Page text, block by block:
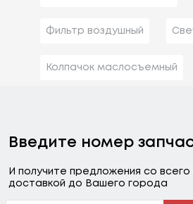
Фильтр воздушный
Колпачок маслосъемный
Введите номер
И получите предложения со
доставкой до Вашего города